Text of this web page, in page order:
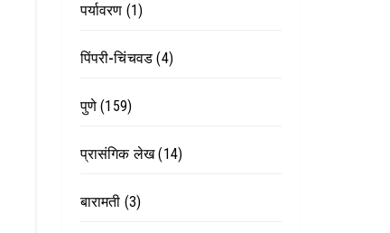
पर्यावरण (1)
पिंपरी-चिंचवड (4)
पुणे(159)
प्रासंगिक लेख(14)
बारामती (3)